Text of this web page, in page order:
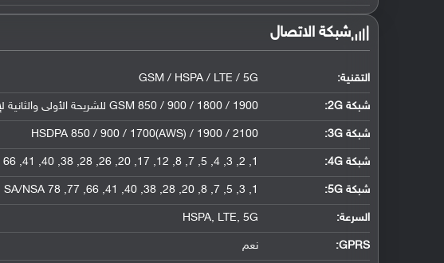
شبكة الاتصال
التقنية: GSM / HSPA / LTE / 5G
شبكة 2G: GSM 850 / 900 / 1800 / 1900 للشريحة الأولى والثانية لإصدار الشريحتين فقط
شبكة 3G :
HSDPA 850 / 900 / 1700(AWS) / 1900 / 2100
شبكة 4G :
1, 2, 3, 4, 5, 7, 8, 12, 17, 20, 26, 28, 38, 40, 41, 66
شبكة 5G :
1, 3, 5, 7, 8, 20, 28, 38, 40, 41, 66, 77, 78 SA/NSA
السرعة: HSPA, LTE, 5G
GPRS: نعم